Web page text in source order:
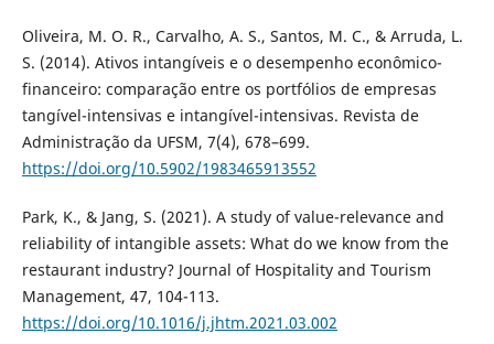
Oliveira, M. O. R., Carvalho, A. S., Santos, M. C., & Arruda, L.
S. (2014). Ativos intangíveis e o desempenho econômico-
financeiro: comparação entre os portfólios de empresas
tangível-intensivas e intangível-intensivas. Revista de
Administração da UFSM, 7(4), 678–699.
https://doi.org/10.5902/1983465913552
Park, K., & Jang, S. (2021). A study of value-relevance and
reliability of intangible assets: What do we know from the
restaurant industry? Journal of Hospitality and Tourism
Management, 47, 104-113.
https://doi.org/10.1016/j.jhtm.2021.03.002